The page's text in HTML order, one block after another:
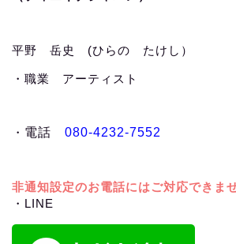
平野 岳史 (ひらの たけし）
・職業 アーティスト
・ 電話 080-4232-7552
非通知設定のお電話にはご対応できませ
・LINE